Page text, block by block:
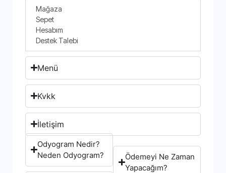
Mağaza
Sepet
Hesabım
Destek Talebi
Menü
Kvkk
İletişim
Odyogram Nedir?
Neden Odyogram?
Ödemeyi Ne Zaman
Yapacağım?